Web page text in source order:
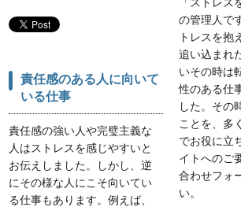
責任感のある人に向いて
いる仕事
責任感の強い人や完璧主義な
人はストレスを感じやすいと
お伝えしました。しかし、逆
にその様な人にこそ向いてい
る仕事もあります。例えば、
の管理人で
トレスを抱
追い込まれ
いその時は
性のある仕
した。その
ことを、多
でお役に立
イトへのご
合わせフォ
い。